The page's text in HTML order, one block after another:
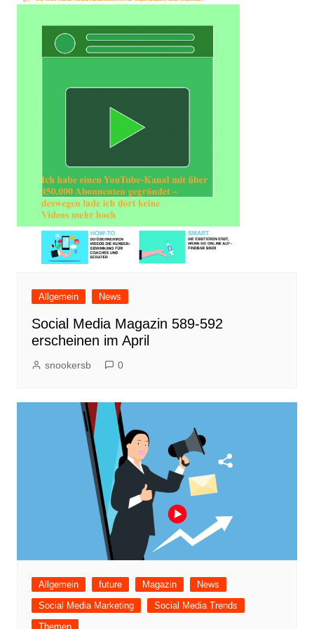
Allgemein News
Social Media Magazin 589-592
erscheinen im April
snookersb 0
Allgemein future Magazin
News
Social Media Marketing
Social Media Trends
Themen